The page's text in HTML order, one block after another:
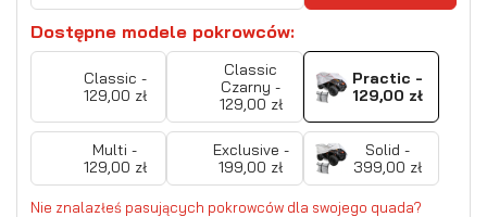
Dostępne modele pokrowców:
Classic -
129,00 zł
Classic
Czarny -
129,00 zł
Practic -
129,00 zł
Multi -
129,00 zł
Exclusive -
199,00 zł
Solid -
399,00 zł
Nie znalazłeś pasujących pokrowców dla swojego quada?